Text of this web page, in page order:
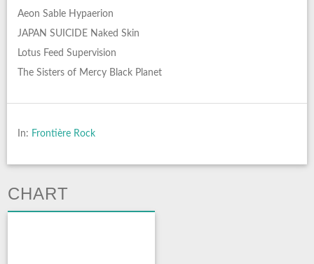
Aeon Sable Hypaerion
JAPAN SUICIDE Naked Skin
Lotus Feed Supervision
The Sisters of Mercy Black Planet
In: Frontière Rock
CHART